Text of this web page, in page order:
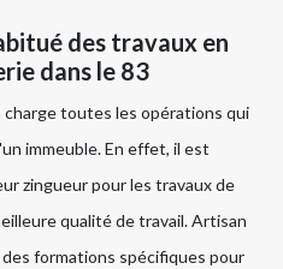
des travaux en
dans le 83
toutes les opérations qui
immeuble. En effet, il est
zingueur pour les travaux de
qualité de travail. Artisan
formations spécifiques pour